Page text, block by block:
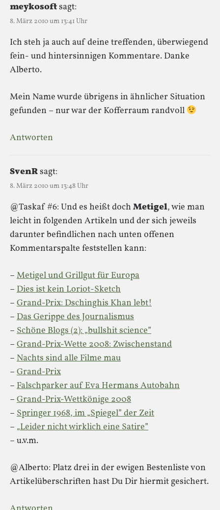
meykosoftsagt:
8. März 2010 um 13:41 Uhr
Ich steh ja auch auf deine treffenden, überwiegend
fein- und hintersinnigen Kommentare. Danke
Alberto.
Mein Name wurde übrigens in ähnlicher Situation
gefunden – nur war der Kofferraum randvoll
Antworten
SvenRsagt:
8. März 2010 um 13:48 Uhr
@Taskaf #6: Und es heißt doch Metigel, wie man
leicht in folgenden Artikeln und der sich jeweils
darunter befindlichen nach unten offenen
Kommentarspalte feststellen kann:
– Metigel und Grillgut für Europa
– Dies ist kein Loriot-Sketch
– Grand-Prix: Dschinghis Khan lebt!
– Das Gerippe des Journalismus
– Schöne Blogs (2): „bullshit science”
– Grand-Prix-Wette 2008: Zwischenstand
– Nachts sind alle Filme mau
– Grand-Prix
– Falschparker auf Eva Hermans Autobahn
– Grand-Prix-Wettkönige 2008
– Springer 1968, im „Spiegel” der Zeit
– „Leider nicht wirklich eine Satire”
– u.v.m.
@Alberto: Platz drei in der ewigen Bestenliste von
Artikelüberschriften hast Du Dir hiermit gesichert.